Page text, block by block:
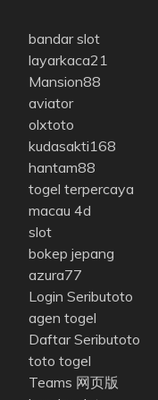
bandar slot
layarkaca21
Mansion88
aviator
olxtoto
kudasakti168
hantam88
togel terpercaya
macau 4d
slot
bokep jepang
azura77
Login Seributoto
agen togel
Daftar Seributoto
toto togel
Teams 网页版